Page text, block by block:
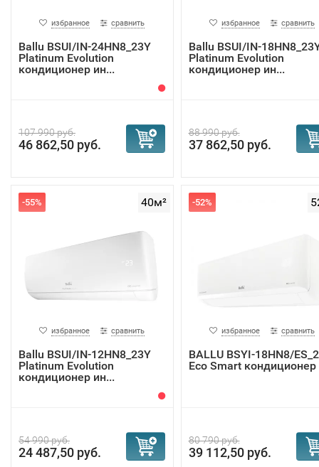
избранное сравнить
Ballu BSUI/IN-24HN8_23Y
Platinum Evolution
кондиционер ин...
107 990 руб.
46 862,50 руб.
избранное сравнить
Ballu BSUI/IN-
Platinum Evolution
кондиционер ин...
88 990 руб.
37 862,50 руб.
40м²
-55%
избранное сравнить
Ballu BSUI/IN-12HN8_23Y
Platinum Evolution
кондиционер ин...
54 990 руб.
24 487,50 руб.
-52%
избранное сравнить
BALLU BSYI-18HN8/
Eco Smart кондиционер
80 790 руб.
39 112,50 руб.